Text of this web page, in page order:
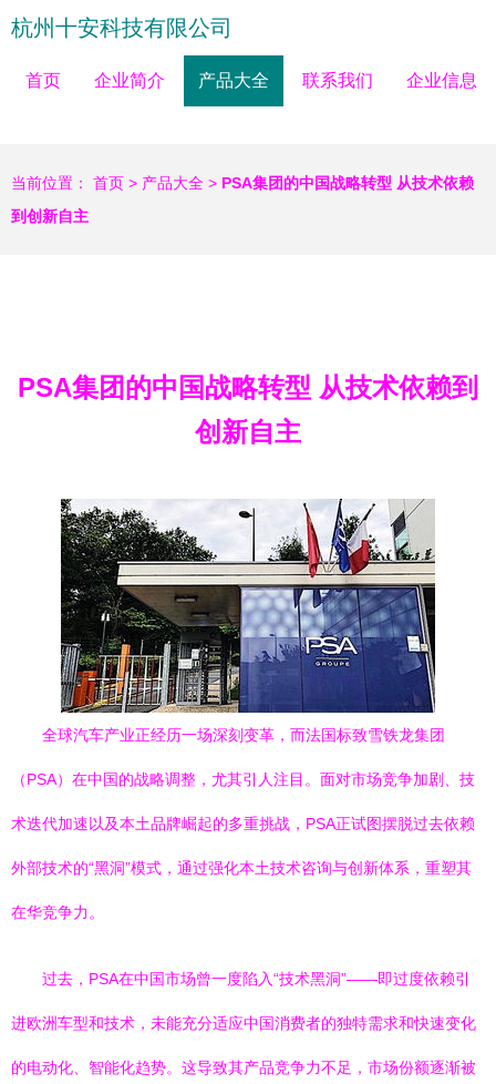
杭州十安科技有限公司
首页 企业简介 产品大全 联系我们 企业信息
当前位置： 首页 > 产品大全 > PSA集团的中国战略转型 从技术依赖
到创新自主
PSA集团的中国战略转型 从技术依赖到
创新自主
全球汽车产业正经历一场深刻变革，而法国标致雪铁龙集团
（PSA）在中国的战略调整，尤其引人注目。面对市场竞争加剧、技
术迭代加速以及本土品牌崛起的多重挑战，PSA正试图摆脱过去依赖
外部技术的“黑洞”模式，通过强化本土技术咨询与创新体系，重塑其
在华竞争力。
过去，PSA在中国市场曾一度陷入“技术黑洞”——即过度依赖引
进欧洲车型和技术，未能充分适应中国消费者的独特需求和快速变化
的电动化、智能化趋势。这导致其产品竞争力不足，市场份额逐渐被